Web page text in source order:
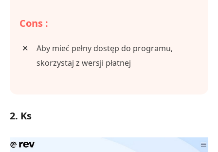
Cons :
Aby mieć pełny dostęp do programu,
skorzystaj z wersji płatnej
2. Ks